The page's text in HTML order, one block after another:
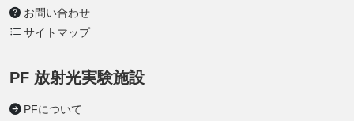
お問い合わせ
サイトマップ
PF 放射光実験施設
PFについて